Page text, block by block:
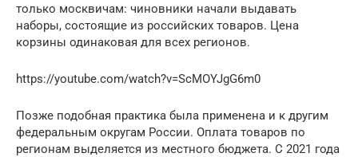
только москвичам: чиновники начали выдавать
наборы, состоящие из российских товаров. Цена
корзины одинаковая для всех регионов.
https://youtube.com/watch?v=ScMOYJgG6m0
Позже подобная практика была применена и к другим
федеральным округам России. Оплата товаров по
регионам выделяется из местного бюджета. С 2021 года